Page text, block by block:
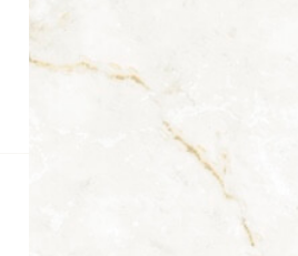
LASH LIFT